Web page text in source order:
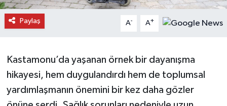
Paylaş A- A+
Kastamonu’da yaşanan örnek bir dayanışma
hikayesi, hem duygulandırdı hem de toplumsal
yardımlaşmanın önemini bir kez daha gözler
İnebolu Haberleri
Merkez Haberleri